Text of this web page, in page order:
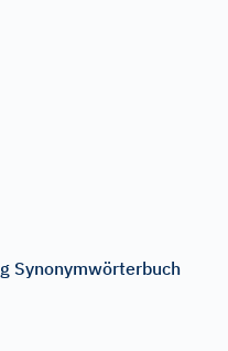
Synonymwörterbuch